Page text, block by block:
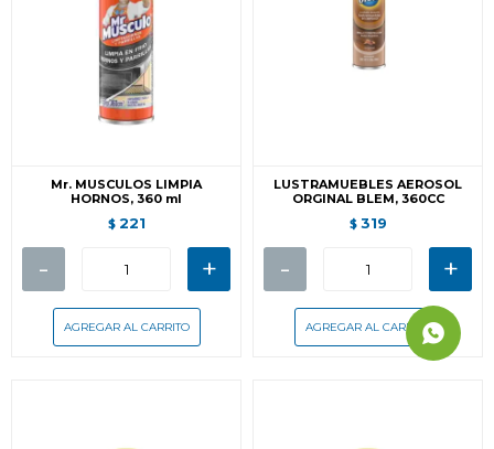
Mr. MUSCULOS LIMPIA
HORNOS, 360 ml
$ 221
- +
LUSTRAMUEBLES AEROSOL
ORGINAL BLEM, 360CC
$ 319
- +